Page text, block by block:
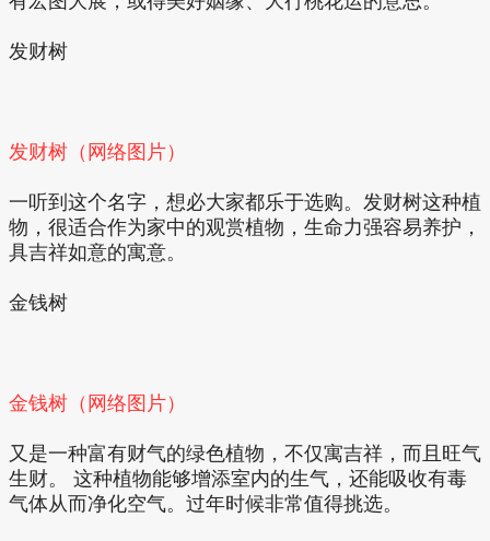
发财树
发财树（网络图片）
一听到这个名字，想必大家都乐于选购。发财树这种植
物，很适合作为家中的观赏植物，生命力强容易养护，
具吉祥如意的寓意。
金钱树
金钱树（网络图片）
又是一种富有财气的绿色植物，不仅寓吉祥，而且旺气
生财。 这种植物能够增添室内的生气，还能吸收有毒
气体从而净化空气。过年时候非常值得挑选。